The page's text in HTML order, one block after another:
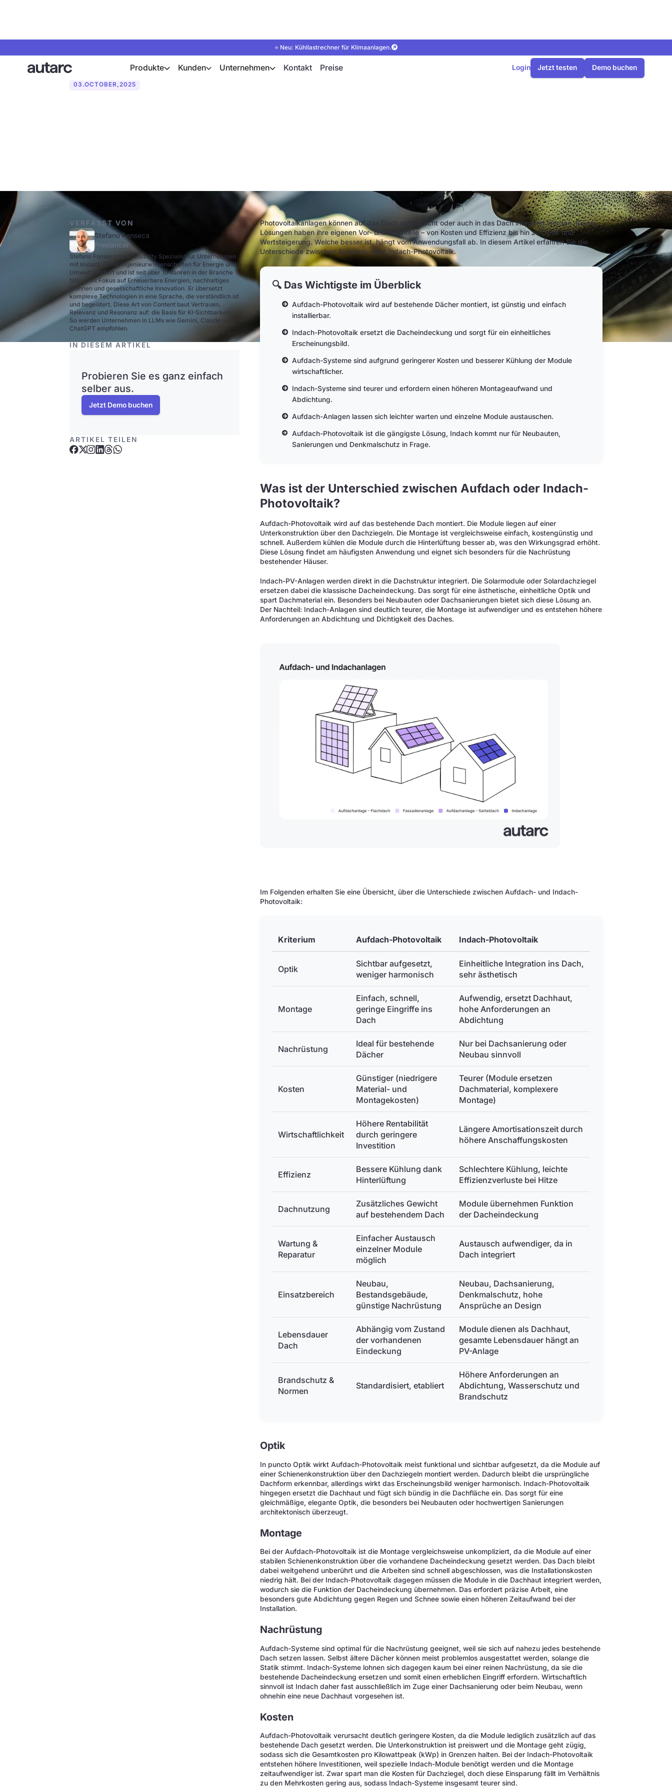
⭐ Neu: Kühllastrechner für Klimaanlagen.
Produkte Kunden Unternehmen Kontakt Preise Login Jetzt testen Demo buchen
03 .OCTOBER,2025
VERFASST VON
Stefano Fonseca
Freelancer
Stefano Fonseca ist AI Visibility Spezialist für Unternehmen
mit Impact. Er hat Ingenieurwissenschaften für Energie und
Umwelt studiert und ist seit über 10 Jahren in der Branche
tätig – mit Fokus auf Erneuerbare Energien, nachhaltiges
Wohnen und gesellschaftliche Innovation. Er übersetzt
komplexe Technologien in eine Sprache, die verständlich ist
und begeistert. Diese Art von Content baut Vertrauen,
Relevanz und Resonanz auf: die Basis für KI-Sichtbarkeit.
So werden Unternehmen in LLMs wie Gemini, Claude und
ChatGPT empfohlen.
IN DIESEM ARTIKEL
Probieren Sie es ganz einfach
selber aus.
Jetzt Demo buchen
ARTIKEL TEILEN
Photovoltaikanlagen können auf das Dach angebracht oder auch in das Dach integriert werden. Beide
Lösungen haben ihre eigenen Vor- und Nachteile – von Kosten und Effizienz bis hin zu Optik und
Wertsteigerung. Welche besser ist, hängt vom Anwendungsfall ab. In diesem Artikel erfahren Sie die
Unterschiede zwischen Aufdach- oder Indach-Photovoltaik.
🔍 Das Wichtigste im Überblick
Aufdach-Photovoltaik wird auf bestehende Dächer montiert, ist günstig und einfach
installierbar.
Indach-Photovoltaik ersetzt die Dacheindeckung und sorgt für ein einheitliches
Erscheinungsbild.
Aufdach-Systeme sind aufgrund geringerer Kosten und besserer Kühlung der Module
wirtschaftlicher.
Indach-Systeme sind teurer und erfordern einen höheren Montageaufwand und
Abdichtung.
Aufdach-Anlagen lassen sich leichter warten und einzelne Module austauschen.
Aufdach-Photovoltaik ist die gängigste Lösung, Indach kommt nur für Neubauten,
Sanierungen und Denkmalschutz in Frage.
Was ist der Unterschied zwischen Aufdach oder Indach-
Photovoltaik?
Aufdach-Photovoltaik wird auf das bestehende Dach montiert. Die Module liegen auf einer
Unterkonstruktion über den Dachziegeln. Die Montage ist vergleichsweise einfach, kostengünstig und
schnell. Außerdem kühlen die Module durch die Hinterlüftung besser ab, was den Wirkungsgrad erhöht.
Diese Lösung findet am häufigsten Anwendung und eignet sich besonders für die Nachrüstung
bestehender Häuser.
Indach-PV-Anlagen werden direkt in die Dachstruktur integriert. Die Solarmodule oder Solardachziegel
ersetzen dabei die klassische Dacheindeckung. Das sorgt für eine ästhetische, einheitliche Optik und
spart Dachmaterial ein. Besonders bei Neubauten oder Dachsanierungen bietet sich diese Lösung an.
Der Nachteil: Indach-Anlagen sind deutlich teurer, die Montage ist aufwendiger und es entstehen höhere
Anforderungen an Abdichtung und Dichtigkeit des Daches.
Im Folgenden erhalten Sie eine Übersicht, über die Unterschiede zwischen Aufdach- und Indach-
Photovoltaik:
Kriterium Aufdach-Photovoltaik Indach-Photovoltaik
Optik
Sichtbar aufgesetzt,
weniger harmonisch
Einheitliche Integration ins Dach,
sehr ästhetisch
Montage
Einfach, schnell,
geringe Eingriffe ins
Dach
Aufwendig, ersetzt Dachhaut,
hohe Anforderungen an
Abdichtung
Nachrüstung
Ideal für bestehende
Dächer
Nur bei Dachsanierung oder
Neubau sinnvoll
Kosten
Günstiger (niedrigere
Material- und
Montagekosten)
Teurer (Module ersetzen
Dachmaterial, komplexere
Montage)
Wirtschaftlichkeit
Höhere Rentabilität
durch geringere
Investition
Längere Amortisationszeit durch
höhere Anschaffungskosten
Effizienz
Bessere Kühlung dank
Hinterlüftung
Schlechtere Kühlung, leichte
Effizienzverluste bei Hitze
Dachnutzung
Zusätzliches Gewicht
auf bestehendem Dach
Module übernehmen Funktion
der Dacheindeckung
Wartung &
Reparatur
Einfacher Austausch
einzelner Module
möglich
Austausch aufwendiger, da in
Dach integriert
Einsatzbereich
Neubau,
Bestandsgebäude,
günstige Nachrüstung
Neubau, Dachsanierung,
Denkmalschutz, hohe
Ansprüche an Design
Lebensdauer
Dach
Abhängig vom Zustand
der vorhandenen
Eindeckung
Module dienen als Dachhaut,
gesamte Lebensdauer hängt an
PV-Anlage
Brandschutz &
Normen
Standardisiert, etabliert
Höhere Anforderungen an
Abdichtung, Wasserschutz und
Brandschutz
Optik
In puncto Optik wirkt Aufdach-Photovoltaik meist funktional und sichtbar aufgesetzt, da die Module auf
einer Schienenkonstruktion über den Dachziegeln montiert werden. Dadurch bleibt die ursprüngliche
Dachform erkennbar, allerdings wirkt das Erscheinungsbild weniger harmonisch. Indach-Photovoltaik
hingegen ersetzt die Dachhaut und fügt sich bündig in die Dachfläche ein. Das sorgt für eine
gleichmäßige, elegante Optik, die besonders bei Neubauten oder hochwertigen Sanierungen
architektonisch überzeugt.
Montage
Bei der Aufdach-Photovoltaik ist die Montage vergleichsweise unkompliziert, da die Module auf einer
stabilen Schienenkonstruktion über die vorhandene Dacheindeckung gesetzt werden. Das Dach bleibt
dabei weitgehend unberührt und die Arbeiten sind schnell abgeschlossen, was die Installationskosten
niedrig hält. Bei der Indach-Photovoltaik dagegen müssen die Module in die Dachhaut integriert werden,
wodurch sie die Funktion der Dacheindeckung übernehmen. Das erfordert präzise Arbeit, eine
besonders gute Abdichtung gegen Regen und Schnee sowie einen höheren Zeitaufwand bei der
Installation.
Nachrüstung
Aufdach-Systeme sind optimal für die Nachrüstung geeignet, weil sie sich auf nahezu jedes bestehende
Dach setzen lassen. Selbst ältere Dächer können meist problemlos ausgestattet werden, solange die
Statik stimmt. Indach-Systeme lohnen sich dagegen kaum bei einer reinen Nachrüstung, da sie die
bestehende Dacheindeckung ersetzen und somit einen erheblichen Eingriff erfordern. Wirtschaftlich
sinnvoll ist Indach daher fast ausschließlich im Zuge einer Dachsanierung oder beim Neubau, wenn
ohnehin eine neue Dachhaut vorgesehen ist.
Kosten
Aufdach-Photovoltaik verursacht deutlich geringere Kosten, da die Module lediglich zusätzlich auf das
bestehende Dach gesetzt werden. Die Unterkonstruktion ist preiswert und die Montage geht zügig,
sodass sich die Gesamtkosten pro Kilowattpeak (kWp) in Grenzen halten. Bei der Indach-Photovoltaik
entstehen höhere Investitionen, weil spezielle Indach-Module benötigt werden und die Montage
zeitaufwendiger ist. Zwar spart man die Kosten für Dachziegel, doch diese Einsparung fällt im Verhältnis
zu den Mehrkosten gering aus, sodass Indach-Systeme insgesamt teurer sind.